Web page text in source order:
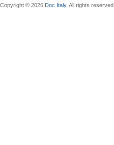
Copyright © 2026 Doc Italy. All rights reserved.